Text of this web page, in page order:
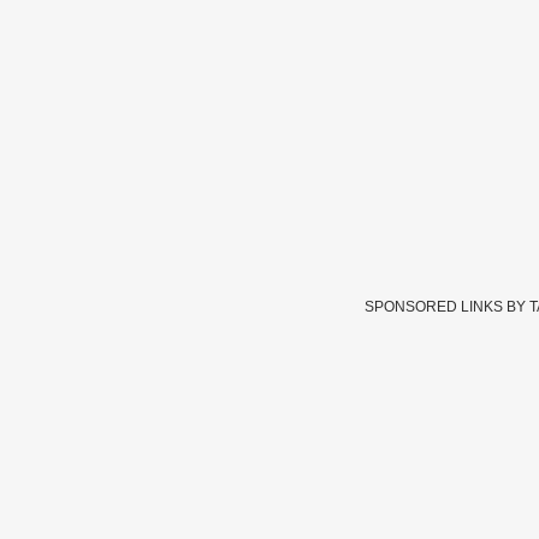
SPONSORED LINKS BY